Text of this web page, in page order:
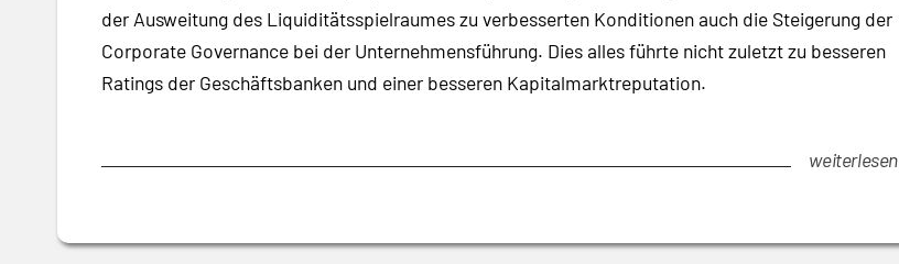
der Ausweitung des Liquiditätsspielraumes zu verbesserten Konditionen auch die Steigerung der
Corporate Governance bei der Unternehmensführung. Dies alles führte nicht zuletzt zu besseren
Ratings der Geschäftsbanken und einer besseren Kapitalmarktreputation.
weiterlesen